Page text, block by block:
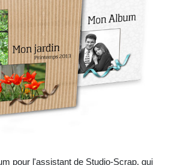
pour l'assistant de Studio-Scrap, qui